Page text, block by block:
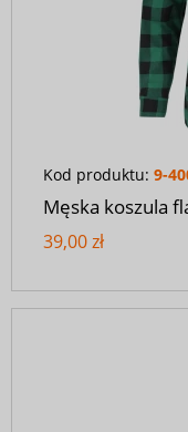
Kod produktu: 9-
Męska koszula
39,00 zł